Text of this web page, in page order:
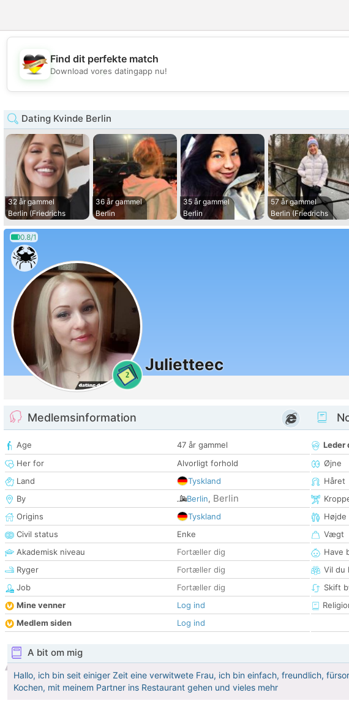
💕
Find dit perfekte match
Download vores datingapp nu!
Dating Kvinde Berlin
32 år gammel
Berlin (Friedrichs
36 år gammel
Berlin
35 år gammel
Berlin
57 år gammel
Berlin (Friedrichs
0.8/1
2
Julietteec
Medlemsinformation
Age
47 år gammel
Her for
Alvorligt forhold
Land
Tyskland
By
Berlin, Berlin
Origins
Tyskland
Civil status
Enke
Akademisk niveau
Fortæller dig
Ryger
Fortæller dig
Job
Fortæller dig
Mine venner
Log ind
Medlem siden
Log ind
Leder
Øjne
Håret
Højde
Vægt
Have
Vil du
Skift
A bit om mig
Hallo, ich bin seit einiger Zeit eine verwitwete Frau, ich bin einfach, freundlich,
Kochen, mit meinem Partner ins Restaurant gehen und vieles mehr